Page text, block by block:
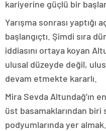
kariyerine güçlü bir
Yarışma sonrası yaptığı
başlangıçtı. Şimdi sıra
iddiasını ortaya koyan
ulusal düzeyde değil,
devam etmekte kararlı.
Mira Sevda Altundağ’ın
üst basamaklarından biri
podyumlarında yer